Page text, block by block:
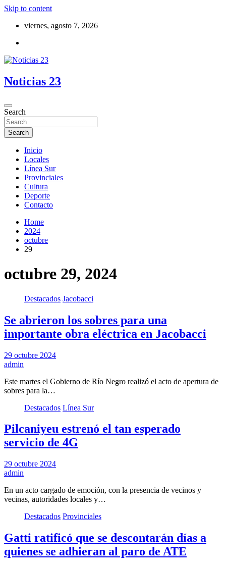
Skip to content
viernes, agosto 7, 2026
Noticias 23
Search
Search
Inicio
Locales
Línea Sur
Provinciales
Cultura
Deporte
Contacto
Home
2024
octubre
29
octubre 29, 2024
Destacados Jacobacci
Se abrieron los sobres para una
importante obra eléctrica en Jacobacci
29 octubre 2024
admin
Este martes el Gobierno de Río Negro realizó el acto de apertura de
sobres para la…
Destacados Línea Sur
Pilcaniyeu estrenó el tan esperado
servicio de 4G
29 octubre 2024
admin
En un acto cargado de emoción, con la presencia de vecinos y
vecinas, autoridades locales y…
Destacados Provinciales
Gatti ratificó que se descontarán días a
quienes se adhieran al paro de ATE